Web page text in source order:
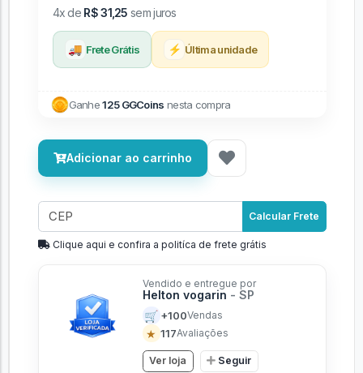
4x de R$ 31,25 sem juros
🚚 Frete Grátis ⚡ Última unidade
Ganhe125 GGCoins nesta compra
Adicionar ao carrinho
Calcular Frete
Clique aqui e confira a politíca de frete grátis
Vendido e entregue por
Helton vogarin - SP
🛒 +100Vendas
★ 117Avaliações
Ver loja Seguir